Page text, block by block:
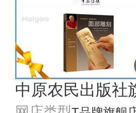
中原农民出版社